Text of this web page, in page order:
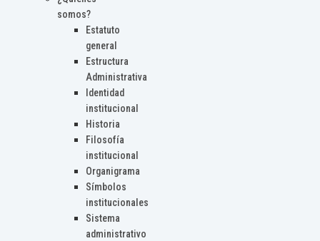
somos?
Estatuto
general
Estructura
Administrativa
Identidad
institucional
Historia
Filosofía
institucional
Organigrama
Símbolos
institucionales
Sistema
administrativo